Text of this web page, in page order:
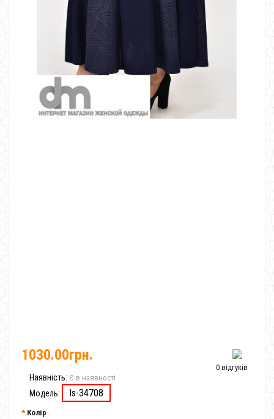
0 відгуків
1030.00грн.
Наявність: Є в наявності
Модель: Is-34708
Колір